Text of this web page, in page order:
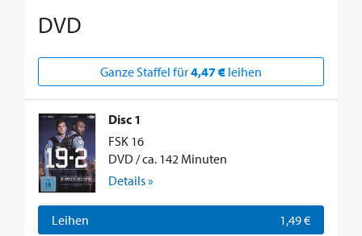
DVD
Ganze Staffel für4,47 € leihen
Disc 1
FSK 16
DVD / ca. 142 Minuten
Details »
Leihen 1,49 €